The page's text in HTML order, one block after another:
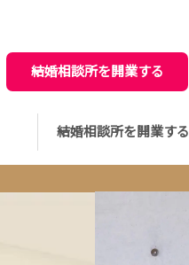
結婚相談所を開業する
結婚相談所を開業する